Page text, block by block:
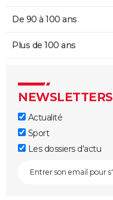
De 90 à 100 ans
Plus de 100 ans
NEWSLETTERS
Actualité
Sport
Les dossiers d'actu